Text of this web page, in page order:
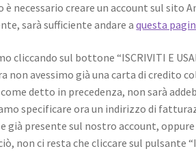
necessario creare un account sul sito
sarà sufficiente andare aquesta
cliccando sul bottone “ISCRIVITI E
non avessimo già una carta di credito
come detto in precedenza, non sarà
specificare ora un indirizzo di
già presente sul nostro account,
non ci resta che cliccare sul